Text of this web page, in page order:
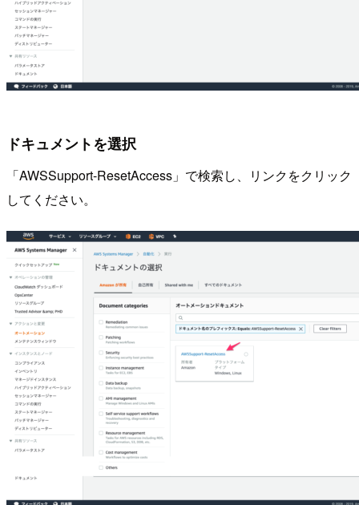
ドキュメントを選択
「AWSSupport-ResetAccess」で検索し、リンクをクリック
してください。